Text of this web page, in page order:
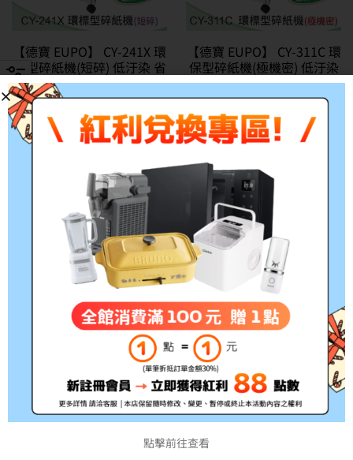
【德寶 EUPO】 CY-241X 環
保型碎紙機(短碎) 低汙染 省
能源 環保標章
NT$
【德寶 EUPO】 CY-311C 環
保型碎紙機(極機密) 低汙染
省能源 環保標章
33,000
特價
【德寶 EUPO】 CY-311S 環
保型碎紙機(直條) 低汙染 省
能源 環保標章
26,000
特價
【德寶 EUPO】 CY-412C 環
保型碎紙機(短碎) 低汙染 省
能源 環保標章
NT$ 46,800 39,000
特價
點擊前往查看